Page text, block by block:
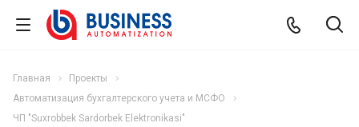
Главная
Проекты
Автоматизация бухгалтерского учета и МСФО
ЧП "Suxrobbek Sardorbek Elektronikasi"